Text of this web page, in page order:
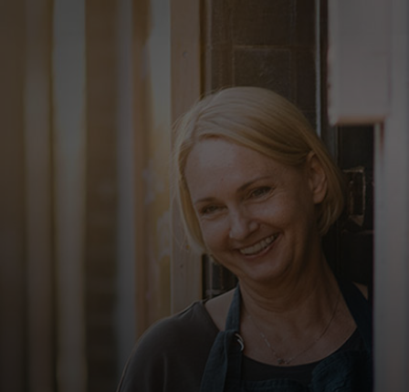
Butun dunyo uchun
Innovatorlar uchun
Yangiliklar va trendlar